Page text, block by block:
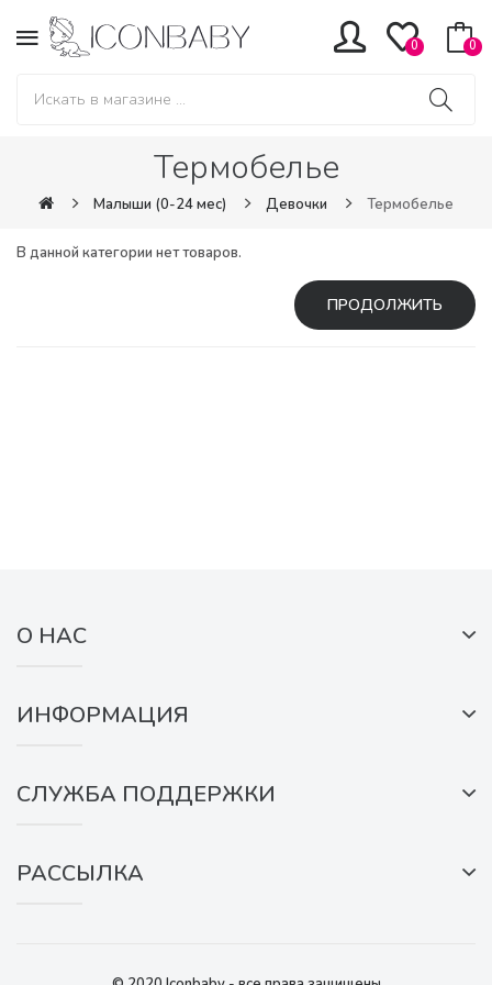
0 0
Термобелье
Малыши (0-24 мес) Девочки Термобелье
В данной категории нет товаров.
ПРОДОЛЖИТЬ
О НАС
ИНФОРМАЦИЯ
СЛУЖБА ПОДДЕРЖКИ
РАССЫЛКА